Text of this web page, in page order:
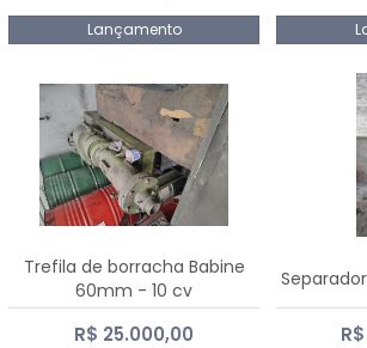
Lançamento
Trefila de borracha Babine
60mm - 10 cv
R$ 25.000,00